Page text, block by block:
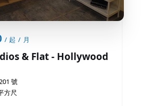
/ 起 / 月
& Flat - Hollywood
號
方尺